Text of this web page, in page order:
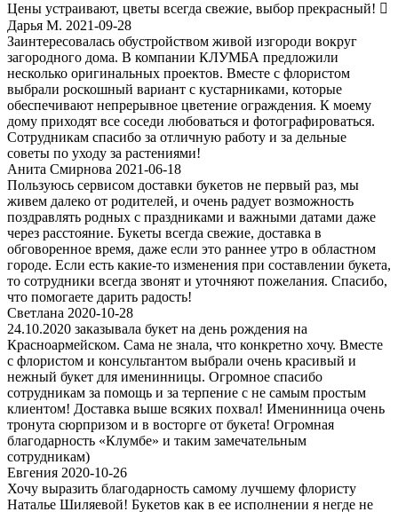
Цены устраивают, цветы всегда свежие, выбор прекрасный! 
Дарья М. 2021-09-28
Заинтересовалась обустройством живой изгороди вокруг
загородного дома. В компании КЛУМБА предложили
несколько оригинальных проектов. Вместе с флористом
выбрали роскошный вариант с кустарниками, которые
обеспечивают непрерывное цветение ограждения. К моему
дому приходят все соседи любоваться и фотографироваться.
Сотрудникам спасибо за отличную работу и за дельные
советы по уходу за растениями!
Анита Смирнова 2021-06-18
Пользуюсь сервисом доставки букетов не первый раз, мы
живем далеко от родителей, и очень радует возможность
поздравлять родных с праздниками и важными датами даже
через расстояние. Букеты всегда свежие, доставка в
обговоренное время, даже если это раннее утро в областном
городе. Если есть какие-то изменения при составлении букета,
то сотрудники всегда звонят и уточняют пожелания. Спасибо,
что помогаете дарить радость!
Светлана 2020-10-28
24.10.2020 заказывала букет на день рождения на
Красноармейском. Сама не знала, что конкретно хочу. Вместе
с флористом и консультантом выбрали очень красивый и
нежный букет для именинницы. Огромное спасибо
сотрудникам за помощь и за терпение с не самым простым
клиентом! Доставка выше всяких похвал! Именинница очень
тронута сюрпризом и в восторге от букета! Огромная
благодарность «Клумбе» и таким замечательным
сотрудникам)
Евгения 2020-10-26
Хочу выразить благодарность самому лучшему флористу
Наталье Шиляевой! Букетов как в ее исполнении я негде не